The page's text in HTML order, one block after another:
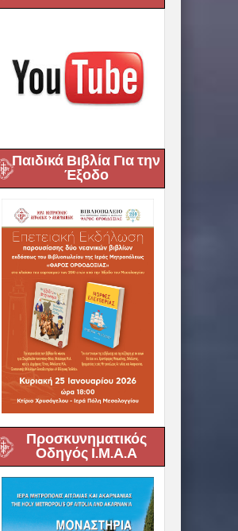
Παιδικά Βιβλία Για την
Έξοδο
Προσκυνηματικός
Οδηγός Ι.Μ.Α.Α